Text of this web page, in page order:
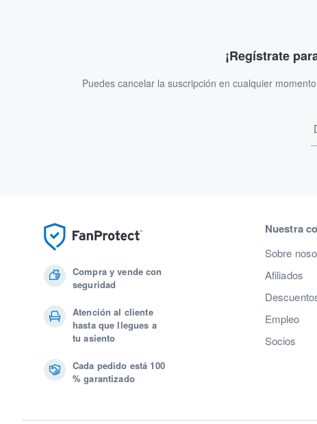
¡Regístrate
Puedes cancelar la suscripción en cualquier
Compra y vende con
seguridad
Atención al cliente
hasta que llegues a
tu asiento
Cada pedido está 100
% garantizado
Nuestra
Sobre
Afiliados
Empleo
Socios